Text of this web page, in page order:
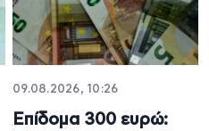
09.08.2026, 10:26
Επίδομα 300 ευρώ: